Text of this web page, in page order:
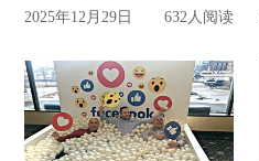
2025年12月29日 632人阅读